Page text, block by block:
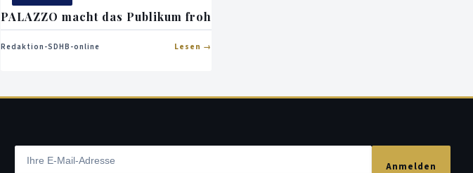
PALAZZO macht das Publikum froh
Redaktion-SDHB-online Lesen
Anmelden